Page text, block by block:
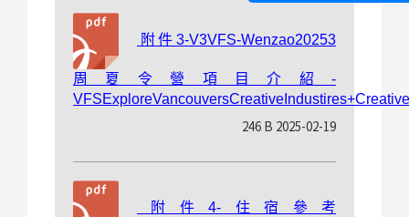
附件3-V3VFS-Wenzao20253
周夏令營項目介紹-
246 B 2025-02-19
附件4-住宿參考